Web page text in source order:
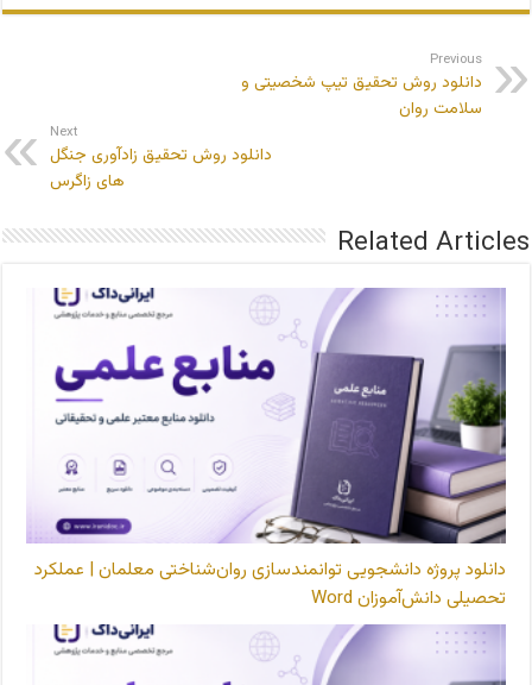
Previous
دانلود روش تحقیق تیپ شخصیتی و
سلامت روان
Next
دانلود روش تحقیق زادآوری جنگل
های زاگرس
Related Articles
دانلود پروژه دانشجویی توانمندسازی روان‌شناختی معلمان | عملکرد
تحصیلی دانش‌آموزان Word